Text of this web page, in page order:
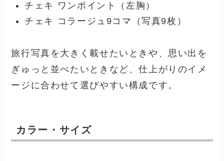
チェキ ワンポイント（左胸）
チェキ コラージュ9コマ（写真9枚）
旅行写真を大きく載せたいときや、思い出を
ぎゅっと並べたいときなど、仕上がりのイメ
ージに合わせて選びやすい構成です。
カラー・サイズ